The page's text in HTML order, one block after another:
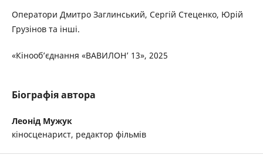
Оператори Дмитро Заглинський, Сергій Стеценко, Юрій
Грузінов та інші.
«Кінооб’єднання «ВАВИЛОН’ 13», 2025
Біографія автора
Леонід Мужук
кіносценарист, редактор фільмів